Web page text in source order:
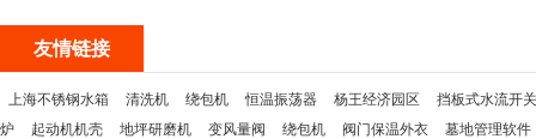
友情链接
上海不锈钢水箱 清洗机 绕包机 恒温振荡器 杨王经济园区
挡板式水流开关
炉
起动机机壳 地坪研磨机 变风量阀 绕包机 阀门保温外衣 墓地管理软件